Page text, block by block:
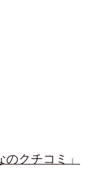
クチコミ」